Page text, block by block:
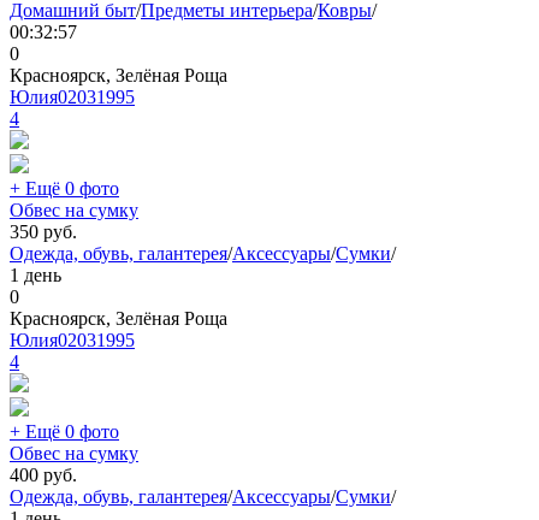
Домашний быт/Предметы интерьера/Ковры/
00:32:57
0
Красноярск, Зелёная Роща
Юлия02031995
4
+ Ещё 0 фото
Обвес на сумку
350 руб.
Одежда, обувь, галантерея/Аксессуары/Сумки/
1 день
0
Красноярск, Зелёная Роща
Юлия02031995
4
+ Ещё 0 фото
Обвес на сумку
400 руб.
Одежда, обувь, галантерея/Аксессуары/Сумки/